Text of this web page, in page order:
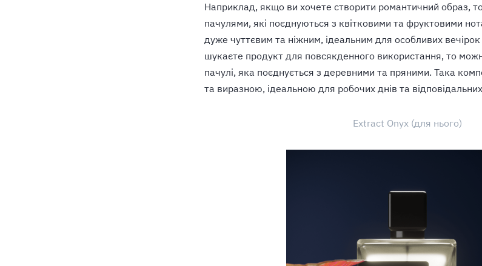
Наприклад, якщо ви хочете створити романтичний образ,
пачулями, які поєднуються з квітковими та фруктовими
дуже чуттєвим та ніжним, ідеальним для особливих
шукаєте продукт для повсякденного використання, то
пачулі, яка поєднується з деревними та пряними. Така
та виразною, ідеальною для робочих днів та відповідальних
Extract Onyx (для нього)